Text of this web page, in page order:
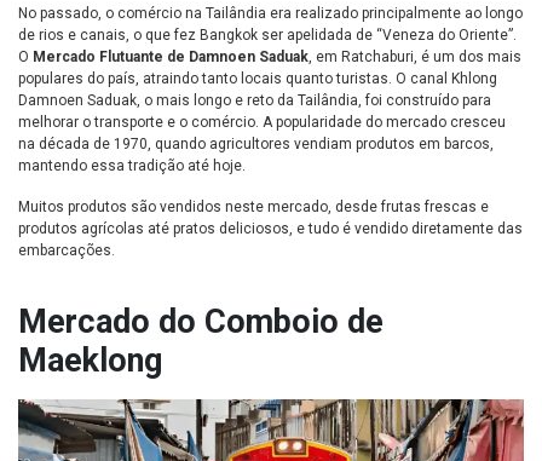
No passado, o comércio na Tailândia era realizado principalmente ao longo
de rios e canais, o que fez Bangkok ser apelidada de “Veneza do Oriente”.
O Mercado Flutuante de Damnoen Saduak, em Ratchaburi, é um dos mais
populares do país, atraindo tanto locais quanto turistas. O canal Khlong
Damnoen Saduak, o mais longo e reto da Tailândia, foi construído para
melhorar o transporte e o comércio. A popularidade do mercado cresceu
na década de 1970, quando agricultores vendiam produtos em barcos,
mantendo essa tradição até hoje.
Muitos produtos são vendidos neste mercado, desde frutas frescas e
produtos agrícolas até pratos deliciosos, e tudo é vendido diretamente das
embarcações.
Mercado do Comboio de
Maeklong